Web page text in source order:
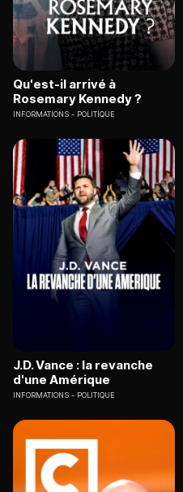
Qu'est-il arrivé à
Rosemary Kennedy ?
INFORMATIONS POLITIQUE
J.D. Vance : la revanche
d'une Amérique
INFORMATIONS POLITIQUE